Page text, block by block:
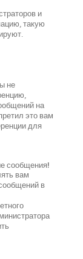
и
такую
не
на
это вам
для
сообщения!
вам
в